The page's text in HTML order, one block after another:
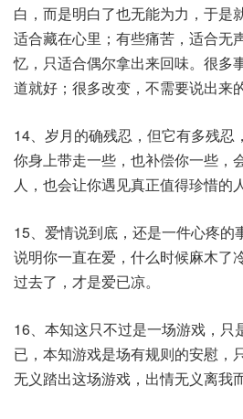
白，而是明白了也无能为力，于是
适合藏在心里；有些痛苦，适合无
忆，只适合偶尔拿出来回味。很多
道就好；很多改变，不需要说出来
14、岁月的确残忍，但它有多残忍
你身上带走一些，也补偿你一些，
人，也会让你遇见真正值得珍惜的人
15、爱情说到底，还是一件心疼的
说明你一直在爱，什么时候麻木了
过去了，才是爱已凉。
16、本知这只不过是一场游戏，只
已，本知游戏是场有规则的安慰，
无义踏出这场游戏，出情无义离我而